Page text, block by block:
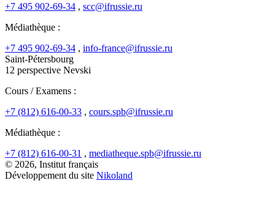
+7 495 902-69-34 , scc@ifrussie.ru
Médiathèque :
+7 495 902-69-34 , info-france@ifrussie.ru
Saint-Pétersbourg
12 perspective Nevski
Cours / Examens :
+7 (812) 616-00-33 , cours.spb@ifrussie.ru
Médiathèque :
+7 (812) 616-00-31 , mediatheque.spb@ifrussie.ru
© 2026, Institut français
Développement du site Nikoland